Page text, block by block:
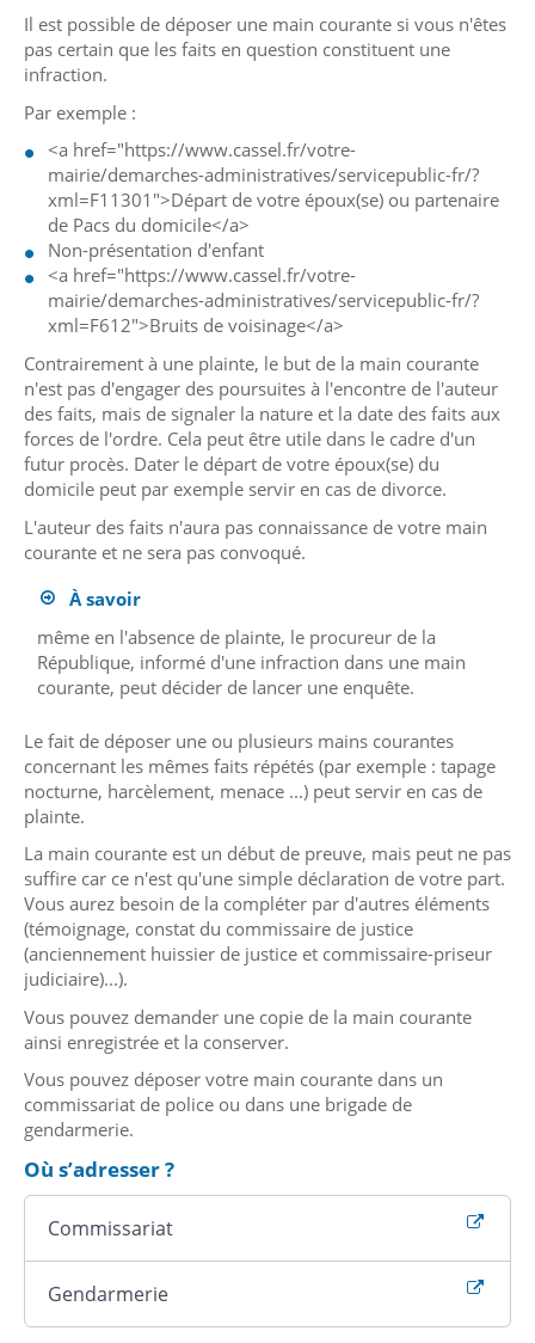
Il est possible de déposer une main courante si vous n'êtes
pas certain que les faits en question constituent une
infraction.
Par exemple :
<a href="https://www.cassel.fr/votre-
mairie/demarches-administratives/servicepublic-fr/?
xml=F11301">Départ de votre époux(se) ou partenaire
de Pacs du domicile</a>
Non-présentation d'enfant
<a href="https://www.cassel.fr/votre-
mairie/demarches-administratives/servicepublic-fr/?
xml=F612">Bruits de voisinage</a>
Contrairement à une plainte, le but de la main courante
n'est pas d'engager des poursuites à l'encontre de l'auteur
des faits, mais de signaler la nature et la date des faits aux
forces de l'ordre. Cela peut être utile dans le cadre d'un
futur procès. Dater le départ de votre époux(se) du
domicile peut par exemple servir en cas de divorce.
L'auteur des faits n'aura pas connaissance de votre main
courante et ne sera pas convoqué.
À savoir
même en l'absence de plainte, le procureur de la
République, informé d'une infraction dans une main
courante, peut décider de lancer une enquête.
Le fait de déposer une ou plusieurs mains courantes
concernant les mêmes faits répétés (par exemple : tapage
nocturne, harcèlement, menace ...) peut servir en cas de
plainte.
La main courante est un début de preuve, mais peut ne pas
suffire car ce n'est qu'une simple déclaration de votre part.
Vous aurez besoin de la compléter par d'autres éléments
(témoignage, constat du commissaire de justice
(anciennement huissier de justice et commissaire-priseur
judiciaire)...).
Vous pouvez demander une copie de la main courante
ainsi enregistrée et la conserver.
Vous pouvez déposer votre main courante dans un
commissariat de police ou dans une brigade de
gendarmerie.
Où s’adresser ?
Commissariat
Gendarmerie